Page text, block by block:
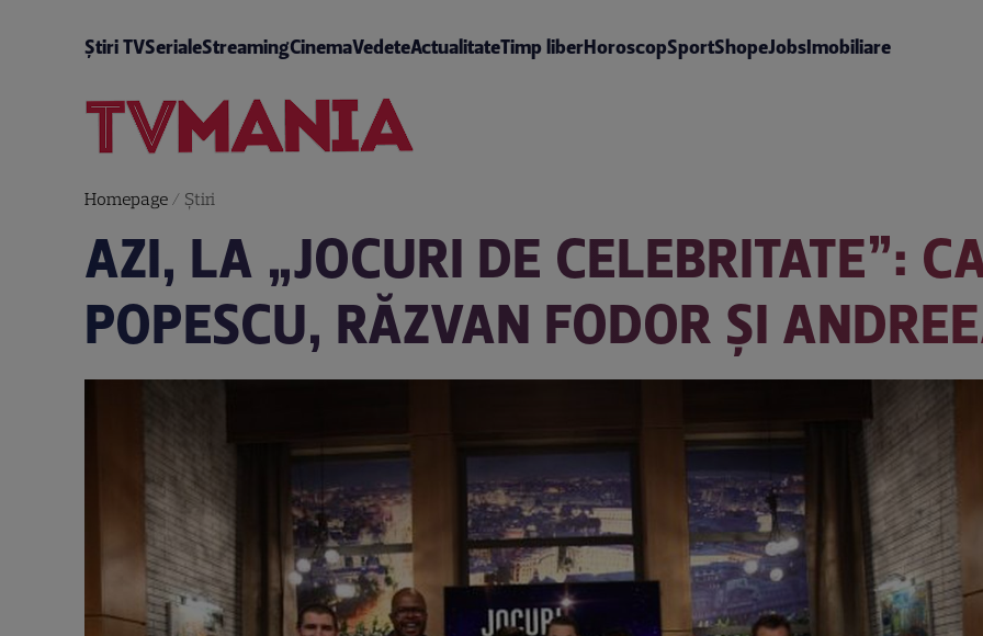
Știri TVSerialeStreamingCinemaVedeteActualitateTimp liberHoroscopSportShopeJobsImobiliare
Homepage/ Știri
AZI, LA „JOCURI DE CELEBRITATE”:
POPESCU, RĂZVAN FODOR ȘI